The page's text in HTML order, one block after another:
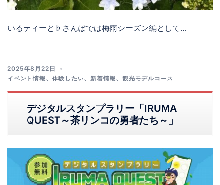
いるティーと♭さんぽでは梅雨シーズン編として…
2025年8月22日
イベント情報 、 体験したい、 新着情報 、 観光モデルコース
デジタルスタンプラリー「IRUMA
QUEST～茶リンコの勇者たち～」